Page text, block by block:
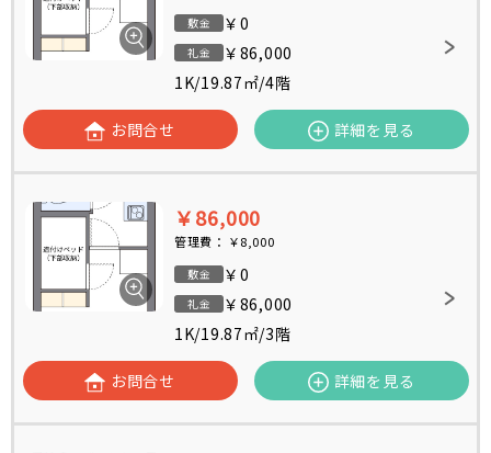
敷金 ￥0
礼金
￥86,000
1K/19.87㎡/4階
お問合せ 詳細を見る
￥86,000
管理費： ￥8,000
敷金 ￥0
礼金
￥86,000
1K/19.87㎡/3階
お問合せ 詳細を見る